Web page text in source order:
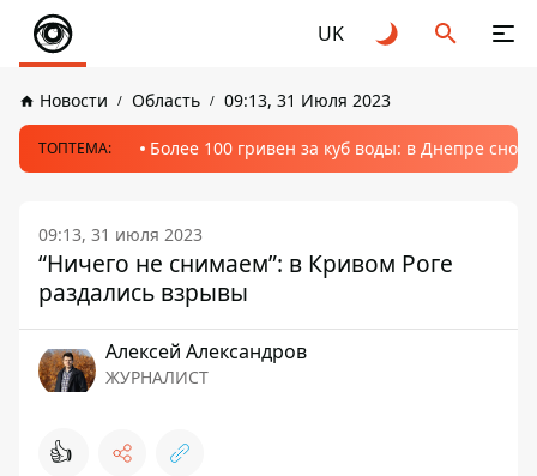
UK
Новости Область 09:13, 31 Июля 2023
ТОПТЕМА: Более 100 гривен за куб воды: в Днепре
09:13, 31 июля 2023
“Ничего не снимаем”: в Кривом Роге
раздались взрывы
Алексей Александров
ЖУРНАЛИСТ
👍